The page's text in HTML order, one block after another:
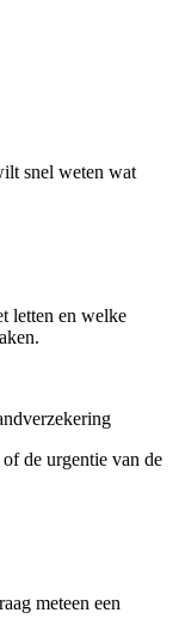
snel weten wat
letten en welke
de urgentie van de
meteen een